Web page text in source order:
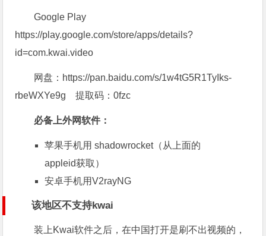
Google Play
https://play.google.com/store/apps/details?
id=com.kwai.video
网盘：https://pan.baidu.com/s/1w4tG5R1TyIks-
rbeWXYe9g 提取码：0fzc
必备上外网软件：
苹果手机用shadowrocket（从上面的
appleid获取）
安卓手机用V2rayNG
该地区不支持kwai
装上Kwai软件之后，在中国打开是刷不出视频的，